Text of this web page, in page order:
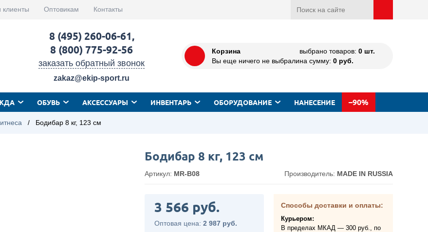
Оптовикам Контакты
8 (495) 260-06-61,
8 (800) 775-92-56
заказать обратный звонок
zakaz@ekip-sport.ru
Корзина
Вы еще ничего не выбрали
выбрано товаров: 0 шт.
на сумму: 0 руб.
ОБУВЬ АКСЕССУАРЫ ИНВЕНТАРЬ ОБОРУДОВАНИЕ НАНЕСЕНИЕ –90%
/ Бодибар 8 кг, 123 см
Бодибар 8 кг, 123 см
Артикул: MR-B08 Производитель: MADE IN RUSSIA
3 566 руб.
Оптовая цена: 2 987 руб.
Способы доставки и оплаты:
Курьером:
В пределах МКАД — 300 руб., по